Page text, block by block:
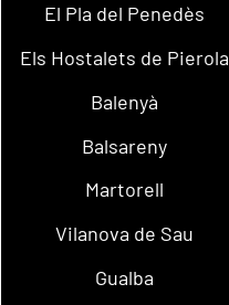
El Pla del Penedès
Els Hostalets de Pierola
Balenyà
Balsareny
Martorell
Vilanova de Sau
Gualba